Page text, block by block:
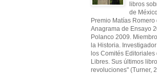
libros
de
Premio Matías
Anagrama de Ensayo
Polanco 2009.
la Historia.
los Comités
Libres. Sus últimos
revoluciones" (Turner,